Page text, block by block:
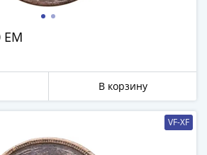
ЕМ
В корзину
VF-XF